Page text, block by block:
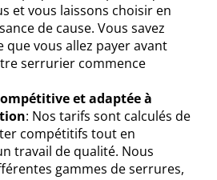
et vous laissons choisir en
de cause. Vous savez
que vous allez payer avant
serrurier commence
et adaptée à
: Nos tarifs sont calculés de
compétitifs tout en
travail de qualité. Nous
gammes de serrures,